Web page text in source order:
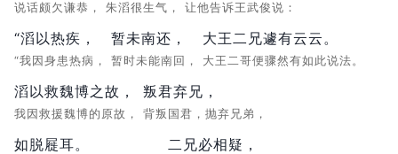
说话颇欠谦恭， 朱滔很生气， 让他告诉王武俊说：
“滔以热疾，
“我因身患热病，
暂未南还，
暂时未能南回，
大王二兄遽有云云。
大王二哥便骤然有如此说法。
滔以救魏博之故，
我因救援魏博的原故，
叛君弃兄，
背叛国君，抛弃兄弟，
如脱屣耳。 二兄必相疑，